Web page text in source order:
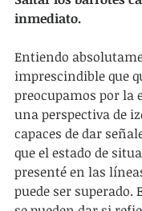
inmediato.
Entiendo
imprescindible que
preocupamos por la
una perspectiva de
capaces de dar
que el estado de
presenté en las
puede ser superado.